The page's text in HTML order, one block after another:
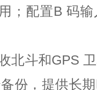
；配置B 码
北斗和GPS
份，提供长